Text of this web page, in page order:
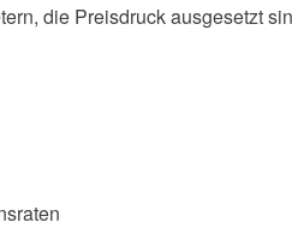
die Preisdruck ausgesetzt